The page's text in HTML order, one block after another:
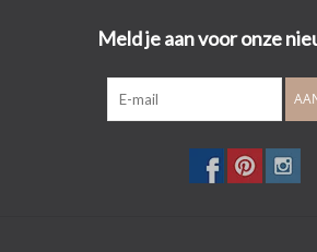
Meld je aan voor onze